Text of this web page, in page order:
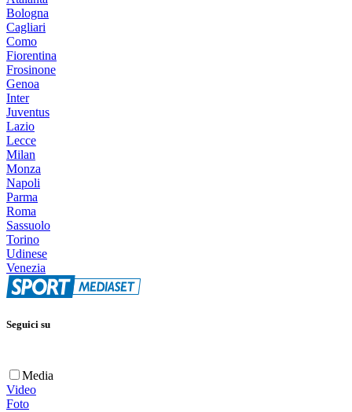
Bologna
Cagliari
Como
Fiorentina
Frosinone
Genoa
Inter
Juventus
Lazio
Lecce
Milan
Monza
Napoli
Parma
Roma
Sassuolo
Torino
Udinese
Venezia
Seguici su
Media
Video
Foto